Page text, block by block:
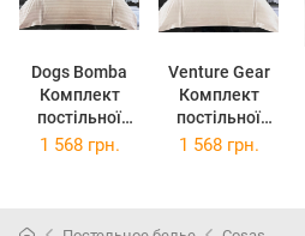
Dogs Bomba
Комплект
постільної
білизни
Сатин-Страйп
Venture Gear
Комплект
постільної
білизни
Сатин-Страйп
1 568 грн. 1 568 грн.